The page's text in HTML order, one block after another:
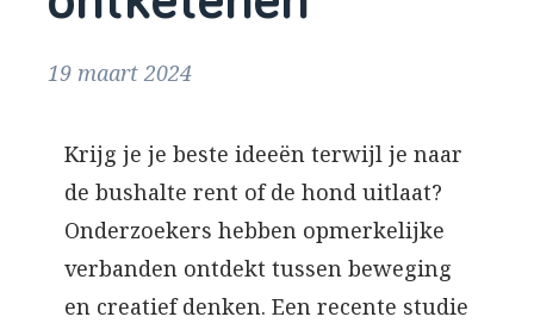
19 maart 2024
Krijg je je beste ideeën terwijl je naar
de bushalte rent of de hond uitlaat?
Onderzoekers hebben opmerkelijke
verbanden ontdekt tussen beweging
en creatief denken. Een recente studie